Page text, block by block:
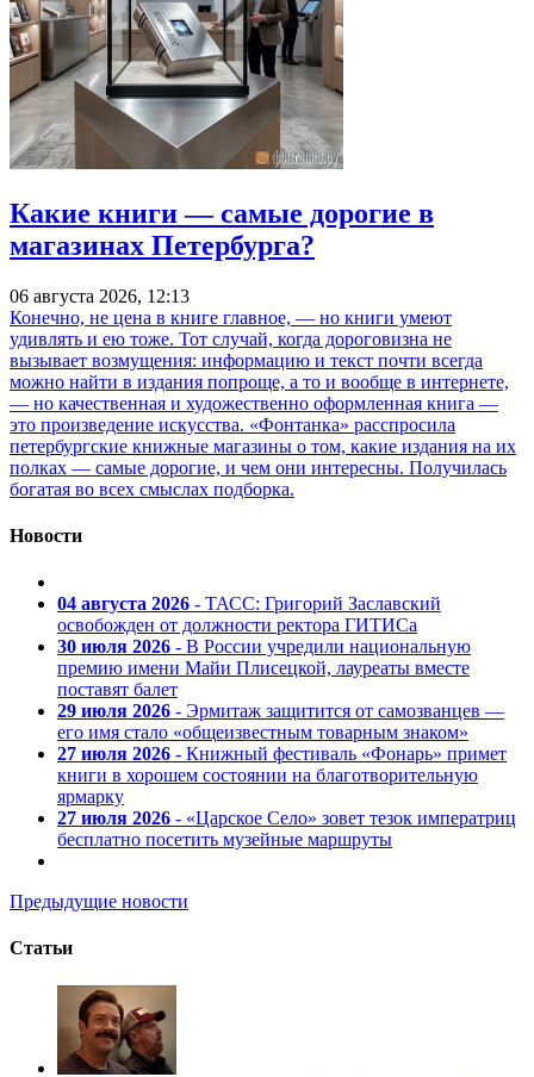
Какие книги — самые дорогие в
магазинах Петербурга?
06 августа 2026, 12:13
Конечно, не цена в книге главное, — но книги умеют
удивлять и ею тоже. Тот случай, когда дороговизна не
вызывает возмущения: информацию и текст почти всегда
можно найти в издания попроще, а то и вообще в интернете,
— но качественная и художественно оформленная книга —
это произведение искусства. «Фонтанка» расспросила
петербургские книжные магазины о том, какие издания на их
полках — самые дорогие, и чем они интересны. Получилась
богатая во всех смыслах подборка.
Новости
04 августа 2026 - ТАСС: Григорий Заславский
освобожден от должности ректора ГИТИСа
30 июля 2026 - В России учредили национальную
премию имени Майи Плисецкой, лауреаты вместе
поставят балет
29 июля 2026 - Эрмитаж защитится от самозванцев —
его имя стало «общеизвестным товарным знаком»
27 июля 2026 - Книжный фестиваль «Фонарь» примет
книги в хорошем состоянии на благотворительную
ярмарку
27 июля 2026 - «Царское Село» зовет тезок императриц
бесплатно посетить музейные маршруты
Предыдущие новости
Статьи